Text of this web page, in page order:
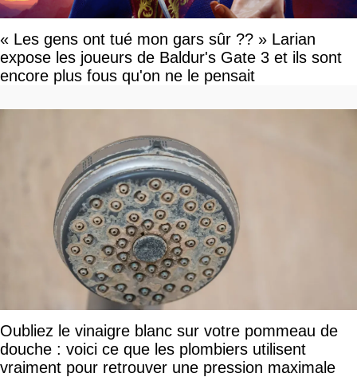
« Les gens ont tué mon gars sûr ?? » Larian
expose les joueurs de Baldur's Gate 3 et ils sont
encore plus fous qu'on ne le pensait
Oubliez le vinaigre blanc sur votre pommeau de
douche : voici ce que les plombiers utilisent
vraiment pour retrouver une pression maximale